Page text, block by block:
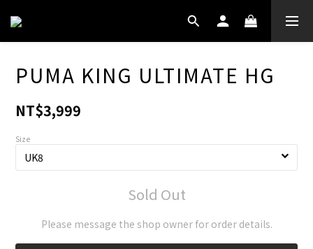
PUMA KING ULTIMATE HG
NT$3,999
Size
Sold Out
Please message the shop owner for order details.